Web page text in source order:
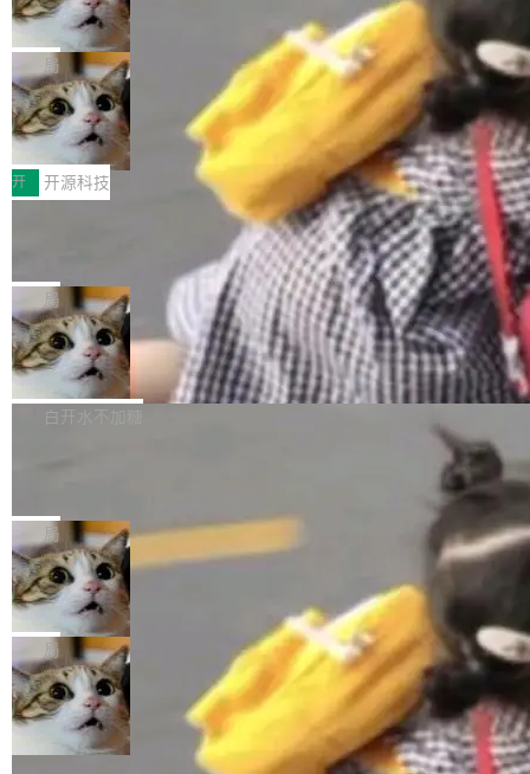
（<a href="https://bugzilla.mozilla.org/show_
bug.cgi?id=204...
orkers 跑了十年 Isolate。用 CEO Matthew Pri
nce 的话说：「我们一生都在用 Isolate 运行代
码，而 AI Agent 不需要容器，它们需要的是 Iso
late。」 容器为什么不合适 容器的问题在于启动
和销毁都太重了。一个 Agent 要执行的任务可能
只需要几毫秒的 CPU 时间，但容器从冷启动到
就绪要花数秒。如果未来有十...
诉讼，称“Apple is getting this wron
g”
上个月，苹果一纸诉状把 OpenAI 告上法庭，指
控其挖角苹果前员工并窃取商业秘密。苹果的诉
状把 OpenAI 描述成一个系统性地从前东家挖
人、套取机密信息的对手。 OpenAI 没发律师
函，也没选择庭外沉默。它在官网贴了一篇博
文，标题只有六个字：Apple is getting this wro
ng。 然后，它把邮件往来和 iMessage 聊天记
录全贴了出来。 他发错人了 苹果外部律师 Gabr
iel Gross 来自 Weil 律所，2 月 23 日下午 5:53
给 OpenAI 总法律顾问 Che Chang 发了封邮
件，附了一封长信，要求 OpenAI 配合调查前苹
果员工带走机密信...
局
HUAWEI MatePad Edge上架WorkBu
ddy鸿蒙PC版，说话就能干活的AI办公
搭子
全能AI工作台WorkBuddy鸿蒙PC版上架HUAWE
I MatePad Edge应用市场，直接下载即可使
用，与鸿蒙电脑上的体验一致。值得一提的是，
这是目前市面上唯一支持平板接入WorkBuddy P
C版的产品，搭载“人机双写”重磅功能——你写
你的，AI写AI的，同屏协作互不干扰。一句话让
AI帮你干活，现在开启全新体验！ 温馨提示：
体验WorkBuddy鸿蒙PC版前，请将 HUAWEI M
atePad Edge 升级至 HarmonyOS 6.1.0.135S
P9 patch03及以上版本。 *升级路径：设置 > 搜
开 开源科技
FFmpeg 9.0 发布：代号“Lei”，以此纪
全球知名开源多媒体框架 FFmpeg 今天正式发
布了 9.0 版本。这个版本除了带来新一代音视频
处理能力和硬件加速支持之外，还有一个特殊之
处：FFmpeg 9.0 的代号是“Lei”。 这个名字，
来自中国开发者雷霄骅（Lei Xiaohua）。 对于
很多中国音视频开发者而言，这个名字并不陌
“启蒙老师”。 而今年，恰好是雷霄骅离世十周
年。FFmpeg 社区最终选择用一个大版本的名
字，留下了这份纪念。 雷霄骅曾是中国传媒大学
数字电视技术方向的博士生，长期从事视频、音
频技...
局
亚马逊成本失控：AI 写代码烧掉 1215
万元，超预算 860%
外媒近日曝光了亚马逊的多份内部报告显示，AI
导致公司在多个项目上超支。《金融时报》报道
编写程序，目标是完成电商平台作者信息与商品
列表的数据匹配 —— 一项常规的数据处理任
务，最终却产生了 180 万美元的账单，实际支出
超出原定预算 860%。 更令人意外的是，该项目
最终并未成功落地，而高额算力消耗持续运行长
达 5 个月，公司直到财务对账时才察觉异常。这
意味着一个无人看管的 AI 程序，在近半年时间
里日夜不停地"烧钱"。 复盘显示，...
白开水不加糖
e CEO Clément Delangue 在 CNBC 的采访里
没有拐弯抹角。他说中国正在赢得 AI 竞赛，而
且按目前的速度，中国 AI 工具预计在今年底或
2027 年就能追上美国前沿实验室的水平。 Dela
ngue 把原因归结为一件事：开放协作。中国的
AI 开发者在一个共享和协作的生态里加速迭代，
而美国模型厂商在"闭门造车"。他的原话是 "buil
ding in silos"——各自为战，互不通气。 这个判
断从他嘴里说出来分量不同。Hugging Face 是
局
当 AI agent 把源码变成了最好的扩展系
统，开发者工具必须开源
五年前，David Crawshaw 问过很多软件工程师
一个问题：你写过什么给自己用的程序？答案几
乎都是没有。工程师们整天用别人写的程序写程
序给别人用。偶尔有人自己写个博客系统、智能
家居控制、家庭实验室，都算稀奇事。 Crawsh
aw 是 Shelley 的作者，一个开源 AI coding age
局
加载更多